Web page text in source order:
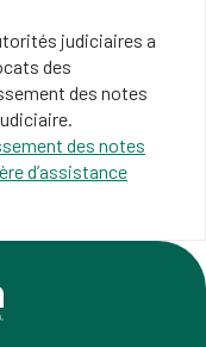
judiciaires a
des
des notes
des notes
d’assistance